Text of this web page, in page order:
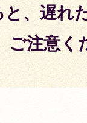
と、遅れ
ご注意く